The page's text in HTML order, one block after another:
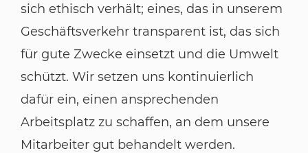
sich ethisch verhält; eines, das in unserem
Geschäftsverkehr transparent ist, das sich
für gute Zwecke einsetzt und die Umwelt
schützt. Wir setzen uns kontinuierlich
dafür ein, einen ansprechenden
Arbeitsplatz zu schaffen, an dem unsere
Mitarbeiter gut behandelt werden.